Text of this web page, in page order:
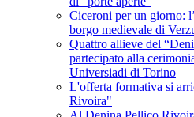
Ciceroni per un giorno:
borgo medievale di
Quattro allieve del
partecipato alla
Universiadi di Torino
L'offerta formativa si
Rivoira"